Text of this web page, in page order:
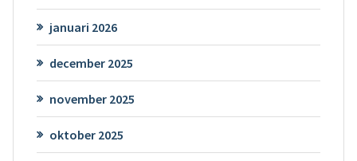
januari 2026
december 2025
november 2025
oktober 2025